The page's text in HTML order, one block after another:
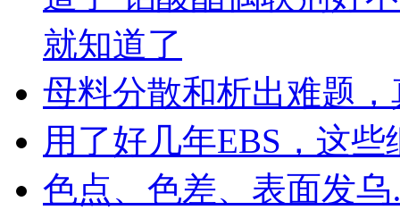
就知道了
母料分散和析出难题
用了好几年EBS，这
色点、色差、表面发